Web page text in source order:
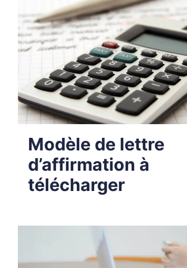
Modèle de lettre
d’affirmation à
télécharger